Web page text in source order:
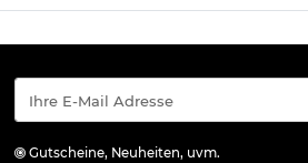
Gutscheine, Neuheiten, uvm.